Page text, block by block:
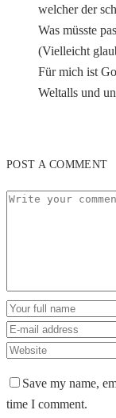
welcher der
Was müsste
(Vielleicht
Für mich ist
Weltalls und
POST A COMMENT
Save my name,
time I comment.